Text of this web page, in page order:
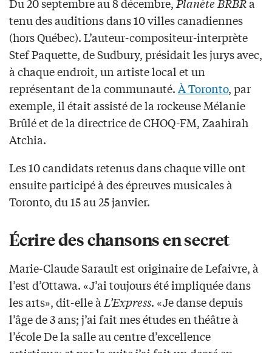
tenu des auditions dans 10 villes canadiennes
(hors Québec). L’auteur-compositeur-interprète
Stef Paquette, de Sudbury, présidait les jurys avec,
à chaque endroit, un artiste local et un
représentant de la communauté.À Toronto, par
exemple, il était assisté de la rockeuse Mélanie
Brûlé et de la directrice de CHOQ-FM, Zaahirah
Atchia.
Les 10 candidats retenus dans chaque ville ont
ensuite participé à des épreuves musicales à
Toronto, du 15 au 25 janvier.
Écrire des chansons en secret
Marie-Claude Sarault est originaire de Lefaivre, à
l’est d’Ottawa. «J’ai toujours été impliquée dans
les arts», dit-elle à L’Express. «Je danse depuis
l’âge de 3 ans; j’ai fait mes études en théâtre à
l’école De la salle au centre d’excellence